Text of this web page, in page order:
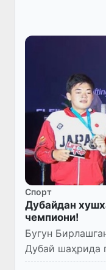
Спорт
Дубайдан
чемпиони!
Бугун
Дубай шаҳрида
Жаҳон